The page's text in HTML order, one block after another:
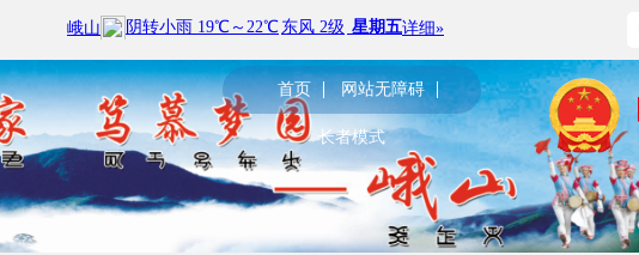
首页 网站无障碍
长者模式